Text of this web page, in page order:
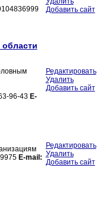
Добавить сайт
96-43 E-
Редактировать
Удалить
Добавить сайт
E-mail:
Редактировать
Удалить
Добавить сайт